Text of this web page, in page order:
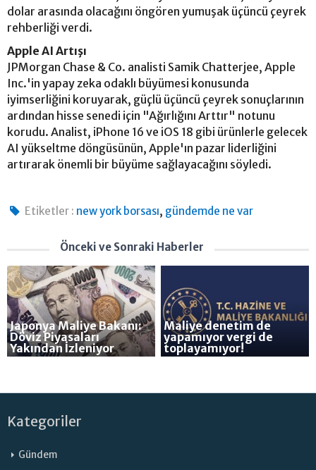
dolar arasında olacağını öngören yumuşak üçüncü çeyrek
rehberliği verdi.
Apple AI Artışı
JPMorgan Chase & Co. analisti Samik Chatterjee, Apple
Inc.'in yapay zeka odaklı büyümesi konusunda
iyimserliğini koruyarak, güçlü üçüncü çeyrek sonuçlarının
ardından hisse senedi için "Ağırlığını Arttır" notunu
korudu. Analist, iPhone 16 ve iOS 18 gibi ürünlerle gelecek
AI yükseltme döngüsünün, Apple'ın pazar liderliğini
artırarak önemli bir büyüme sağlayacağını söyledi.
Etiketler : new york borsası, gündemde ne var
Önceki ve Sonraki Haberler
Japonya Maliye Bakanı:
Döviz Piyasaları
Yakından İzleniyor
Maliye denetim de
yapamıyor vergi de
toplayamıyor!
Kategoriler
Gündem